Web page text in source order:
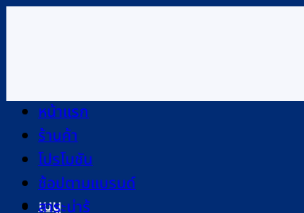
เมนู
หน้าแรก
ร้านค้า
โปรโมชัน
ช้อปตามแบรนด์
สาระน่ารู้